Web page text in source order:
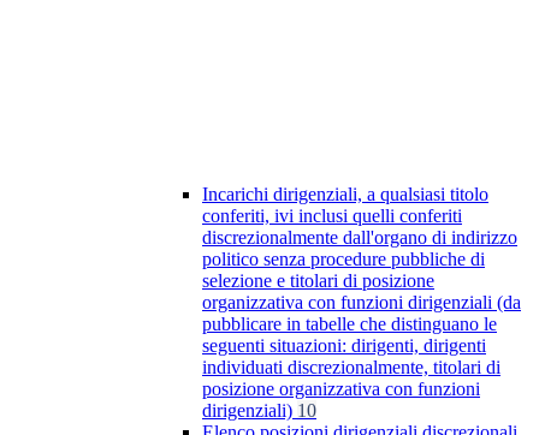
Incarichi dirigenziali, a qualsiasi titolo
conferiti, ivi inclusi quelli conferiti
discrezionalmente dall'organo di indirizzo
politico senza procedure pubbliche di
selezione e titolari di posizione
organizzativa con funzioni dirigenziali (da
pubblicare in tabelle che distinguano le
seguenti situazioni: dirigenti, dirigenti
individuati discrezionalmente, titolari di
posizione organizzativa con funzioni
dirigenziali) 10